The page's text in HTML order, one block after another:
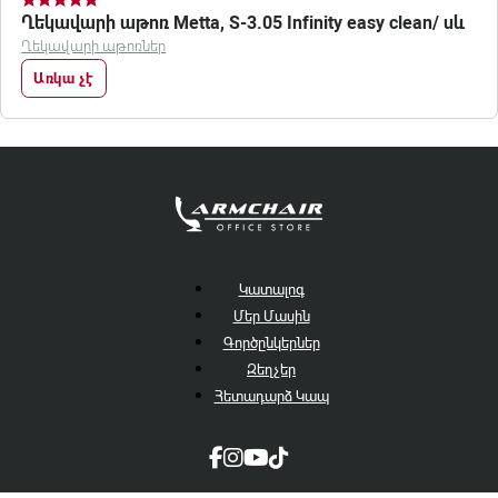
Ղեկավարի աթոռ Metta, S-3.05 Infinity easy clean/ սև
Ղեկավարի աթոռներ
Առկա չէ
Կատալոգ
Մեր Մասին
Գործընկերներ
Զեղչեր
Հետադարձ Կապ